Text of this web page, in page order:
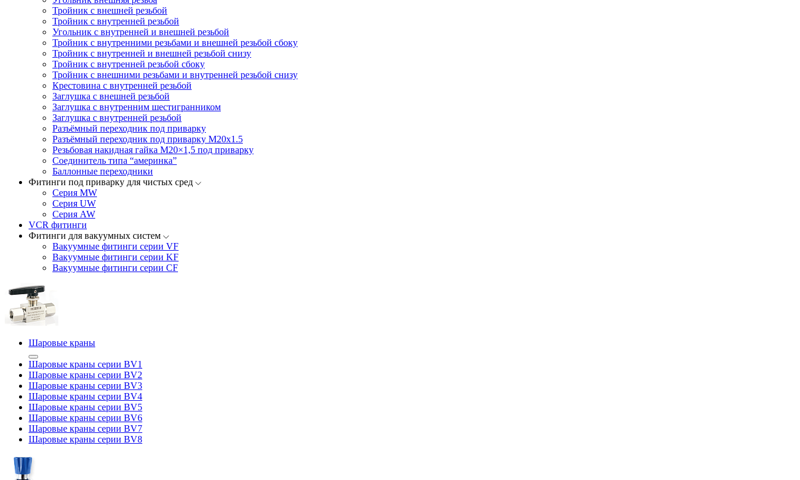
Тройник с внешней резьбой
Тройник с внутренней резьбой
Угольник с внутренней и внешней резьбой
Тройник с внутренними резьбами и внешней резьбой сбоку
Тройник с внутренней и внешней резьбой снизу
Тройник с внутренней резьбой сбоку
Тройник с внешними резьбами и внутренней резьбой снизу
Крестовина с внутренней резьбой
Заглушка с внешней резьбой
Заглушка с внутренним шестигранником
Заглушка с внутренней резьбой
Разъёмный переходник под приварку
Разъёмный переходник под приварку М20х1.5
Резьбовая накидная гайка M20×1,5 под приварку
Соединитель типа “америнка”
Баллонные переходники
Фитинги под приварку для чистых сред
Серия MW
Серия UW
Серия AW
VCR фитинги
Фитинги для вакуумных систем
Вакуумные фитинги серии VF
Вакуумные фитинги серии KF
Вакуумные фитинги серии CF
Шаровые краны
Шаровые краны серии BV1
Шаровые краны серии BV2
Шаровые краны серии BV3
Шаровые краны серии BV4
Шаровые краны серии BV5
Шаровые краны серии BV6
Шаровые краны серии BV7
Шаровые краны серии BV8